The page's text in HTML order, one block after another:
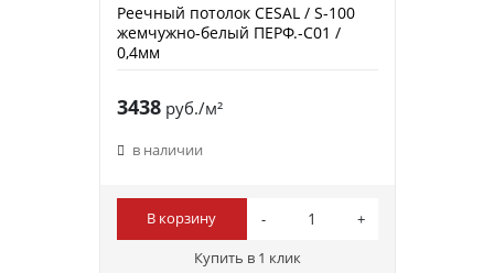
Реечный потолок CESAL / S-100
жемчужно-белый ПЕРФ.-C01 /
0,4мм
3438руб./м²
в наличии
В корзину
Купить в 1 клик